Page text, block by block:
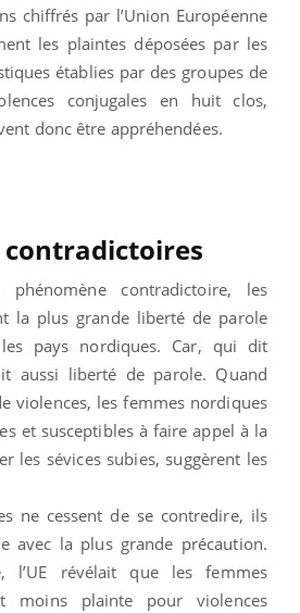
chiffrés par l’Union Européenne
les plaintes déposées par les
établies par des groupes de
conjugales en huit clos,
donc être appréhendées.
contradictoires
contradictoire, les
la plus grande liberté de parole
pays nordiques. Car, qui dit
aussi liberté de parole. Quand
violences, les femmes nordiques
et susceptibles à faire appel à la
les sévices subies, suggèrent les
ne cessent de se contredire, ils
avec la plus grande précaution.
l’UE révélait que les femmes
moins plainte pour violences